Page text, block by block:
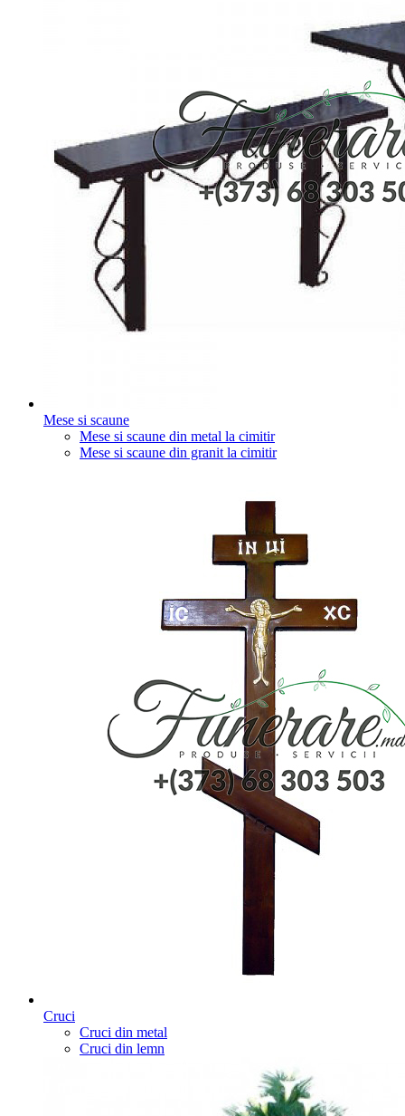
Mese si scaune
Mese si scaune din metal la cimitir
Mese si scaune din granit la cimitir
Cruci
Cruci din metal
Cruci din lemn